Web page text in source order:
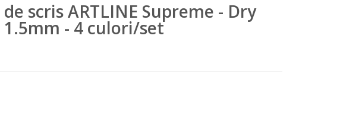
scris ARTLINE Supreme - Dry
- 4 culori/set